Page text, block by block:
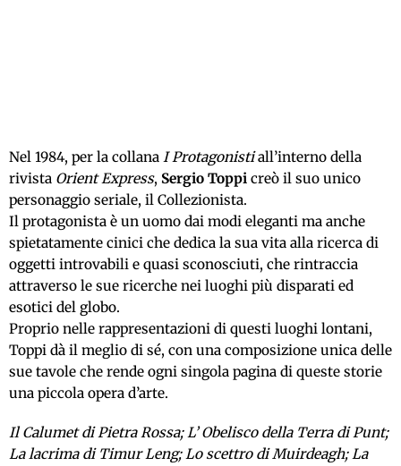
Nel 1984, per la collana I Protagonistiall’interno della
rivista Orient Express, Sergio Toppi creò il suo unico
personaggio seriale, il Collezionista.
Il protagonista è un uomo dai modi eleganti ma anche
spietatamente cinici che dedica la sua vita alla ricerca di
oggetti introvabili e quasi sconosciuti, che rintraccia
attraverso le sue ricerche nei luoghi più disparati ed
esotici del globo.
Proprio nelle rappresentazioni di questi luoghi lontani,
Toppi dà il meglio di sé, con una composizione unica delle
sue tavole che rende ogni singola pagina di queste storie
una piccola opera d’arte.
Il Calumet di Pietra Rossa; L’ Obelisco della Terra di Punt;
La lacrima di Timur Leng; Lo scettro di Muirdeagh; La